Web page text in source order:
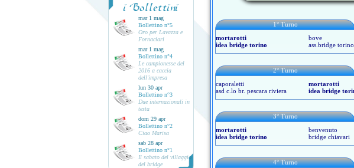
i Bollettini
mar 1 mag
Bollettino n°5
Oro per Lavazza e
Fornaciari
mar 1 mag
Bollettino n°4
Le campionesse del
2016 a caccia
dell'impresa
lun 30 apr
Bollettino n°3
Due internazionali in
testa
dom 29 apr
Bollettino n°2
Ciao Marisa
sab 28 apr
Bollettino n°1
Il sabato del villaggio
del bridge
1° Turno
mortarotti
idea bridge torino
bove
ass.bridge torino
2° Turno
caporaletti
asd c.lo br. pescara riviera
mortarotti
idea bridge
3° Turno
mortarotti
idea bridge torino
benvenuto
bridge chiavari
4° Turno